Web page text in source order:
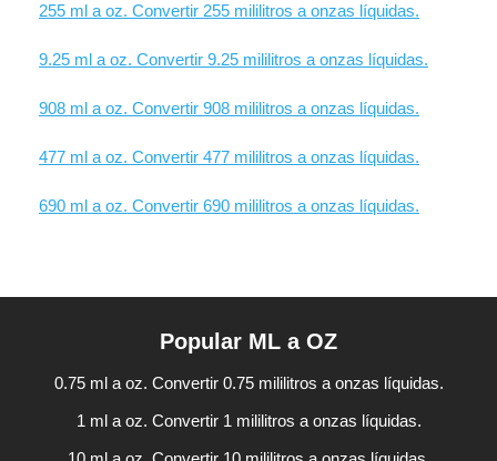
255 ml a oz. Convertir 255 mililitros a onzas líquidas.
9.25 ml a oz. Convertir 9.25 mililitros a onzas líquidas.
908 ml a oz. Convertir 908 mililitros a onzas líquidas.
477 ml a oz. Convertir 477 mililitros a onzas líquidas.
690 ml a oz. Convertir 690 mililitros a onzas líquidas.
Popular ML a OZ
0.75 ml a oz. Convertir 0.75 mililitros a onzas líquidas.
1 ml a oz. Convertir 1 mililitros a onzas líquidas.